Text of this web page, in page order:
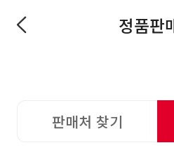
정품판
판매처 찾기